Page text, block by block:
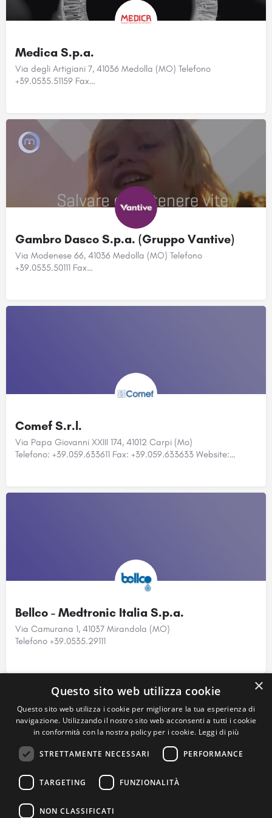
Medica S.p.a.
Via degli Artigiani 7, 41036 Medolla (MO) Telefono
+39.0535.51159 Fax…
Gambro Dasco S.p.a. (Gruppo Vantive)
Via Modenese 66, 41036 Medolla (MO) Telefono
+39.0535.50111 Fax…
Comef S.r.l.
Via Papa Giovanni XXIII 174, 41012 Carpi (Mo)
Telefono: +39.059.633611 Fax: +39.059.633633 Website:…
Bellco - Medtronic Italia S.p.a.
Via Camurana 1, 41037 Mirandola (MO)
Telefono +39.0535.29111
B. Braun Avitum Italy S.p.a.
×
Questo sito web utilizza cookie
Questo sito web utilizza i cookie per migliorare la tua esperienza di
navigazione. Utilizzando il nostro sito web acconsenti a tutti i cookie
in conformità con la nostra policy per i cookie. Leggi di più
STRETTAMENTE NECESSARI PERFORMANCE
TARGETING FUNZIONALITÀ
NON CLASSIFICATI